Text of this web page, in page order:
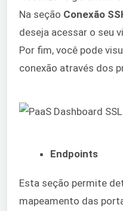
Na seção Conexão
deseja acessar o seu
Por fim, você pode
conexão através dos
Endpoints
Esta seção permite
mapeamento das